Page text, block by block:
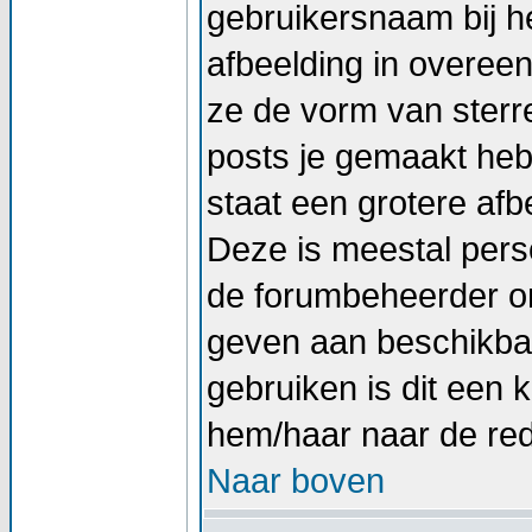
gebruikersnaam bij
afbeelding in
ze de vorm van
posts je gemaakt
staat een grotere
Deze is meestal
de forumbeheerder
geven aan
gebruiken is dit een
hem/haar naar de
Naar boven